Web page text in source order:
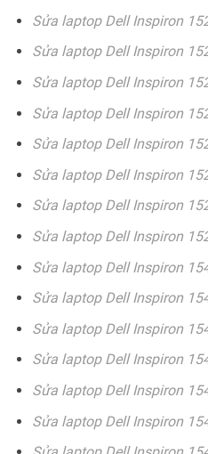
Sửa laptop Dell Inspiron
Sửa laptop Dell Inspiron
Sửa laptop Dell Inspiron
Sửa laptop Dell Inspiron
Sửa laptop Dell Inspiron
Sửa laptop Dell Inspiron
Sửa laptop Dell Inspiron
Sửa laptop Dell Inspiron
Sửa laptop Dell Inspiron
Sửa laptop Dell Inspiron
Sửa laptop Dell Inspiron
Sửa laptop Dell Inspiron
Sửa laptop Dell Inspiron
Sửa laptop Dell Inspiron